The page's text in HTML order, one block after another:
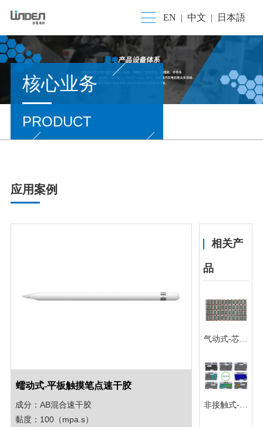
EN 中文 日本語
核心业务
PRODUCT
应用案例
蠕动式-平板触摸笔点速干胶
成分：AB混合速干胶
黏度：100（mpa.s）
相关产
品
气动式-芯片
非接触式-扬